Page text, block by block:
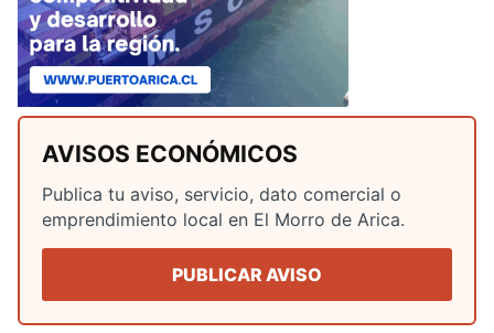
AVISOS ECONÓMICOS
Publica tu aviso, servicio, dato comercial o
emprendimiento local en El Morro de Arica.
PUBLICAR AVISO